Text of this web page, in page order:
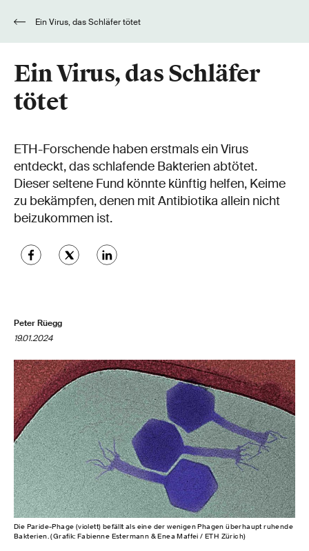
Ein Virus, das Schläfer tötet
Ein Virus, das Schläfer
tötet
ETH-Forschende haben erstmals ein Virus
entdeckt, das schlafende Bakterien abtötet.
Dieser seltene Fund könnte künftig helfen, Keime
zu bekämpfen, denen mit Antibiotika allein nicht
beizukommen ist.
Peter Rüegg
19.01.2024
Die Paride-​Phage (violett) befällt als eine der wenigen Phagen überhaupt ruhende
Bakterien. (Grafik: Fabienne Estermann & Enea Maffei / ETH Zürich)